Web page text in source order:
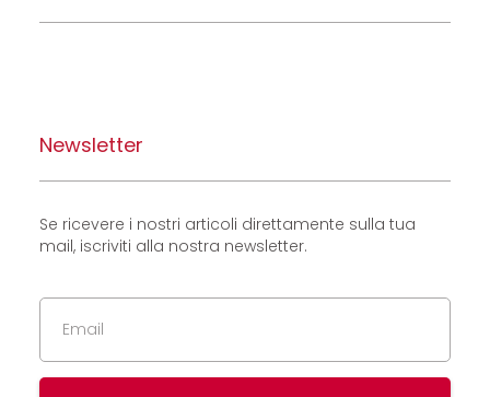
Newsletter
Se ricevere i nostri articoli direttamente sulla tua
mail, iscriviti alla nostra newsletter.